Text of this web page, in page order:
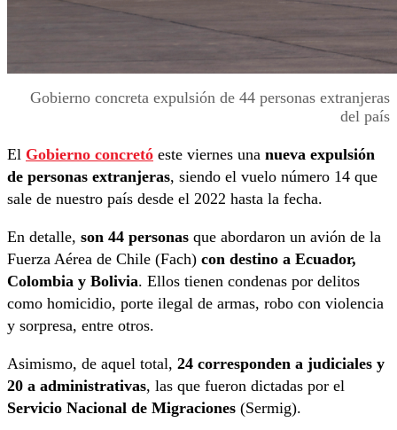
Gobierno concreta expulsión de 44 personas extranjeras
del país
El Gobierno concretó este viernes una nueva expulsión
de personas extranjeras, siendo el vuelo número 14 que
sale de nuestro país desde el 2022 hasta la fecha.
En detalle, son 44 personas que abordaron un avión de la
Fuerza Aérea de Chile (Fach) con destino a Ecuador,
Colombia y Bolivia. Ellos tienen condenas por delitos
como homicidio, porte ilegal de armas, robo con violencia
y sorpresa, entre otros.
Asimismo, de aquel total, 24 corresponden a judiciales y
20 a administrativas, las que fueron dictadas por el
Servicio Nacional de Migraciones (Sermig).